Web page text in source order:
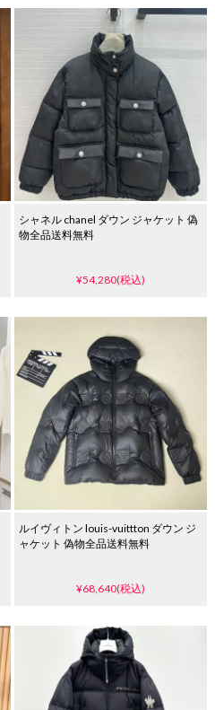
シャネル chanel ダウン ジャケット 偽
物全品送料無料
¥54,280(税込)
ルイヴィトン louis-vuittton ダウン ジ
ャケット 偽物全品送料無料
¥68,640(税込)